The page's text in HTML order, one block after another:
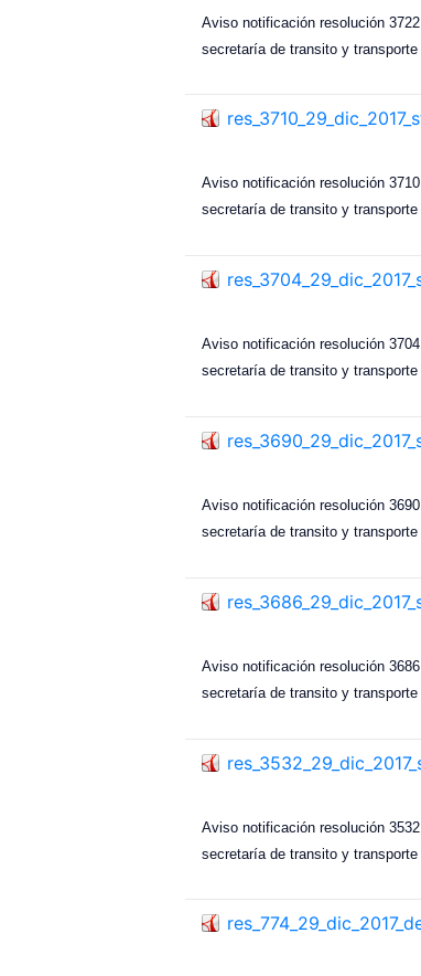
Aviso notificación resolución
secretaría de transito y transporte
Aviso notificación resolución
secretaría de transito y
Aviso notificación resolución
secretaría de transito y
Aviso notificación resolución
secretaría de transito y
Aviso notificación resolución
secretaría de transito y transporte
Aviso notificación resolución
secretaría de transito y transporte